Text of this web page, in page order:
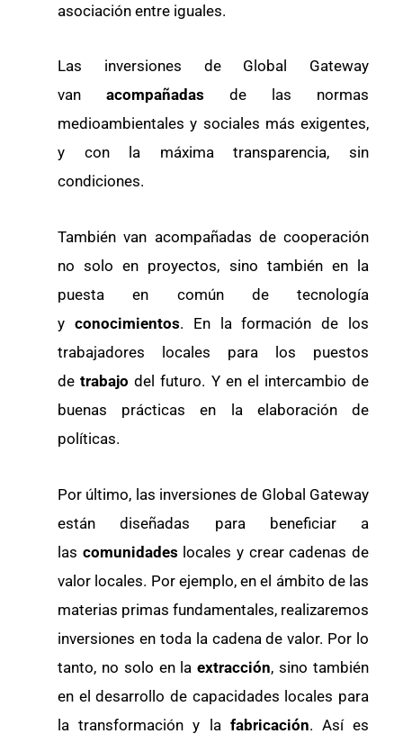
asociación entre iguales.
Las inversiones de Global Gateway
van acompañadas de las normas
medioambientales y sociales más exigentes,
y con la máxima transparencia, sin
condiciones.
También van acompañadas de cooperación
no solo en proyectos, sino también en la
puesta en común de tecnología
y conocimientos. En la formación de los
trabajadores locales para los puestos
detrabajodel futuro. Y en el intercambio de
buenas prácticas en la elaboración de
políticas.
Por último, las inversiones de Global Gateway
están diseñadas para beneficiar a
las comunidades locales y crear cadenas de
valor locales. Por ejemplo, en el ámbito de las
materias primas fundamentales, realizaremos
inversiones en toda la cadena de valor. Por lo
tanto, no solo en laextracción, sino también
en el desarrollo de capacidades locales para
la transformación y la fabricación. Así es